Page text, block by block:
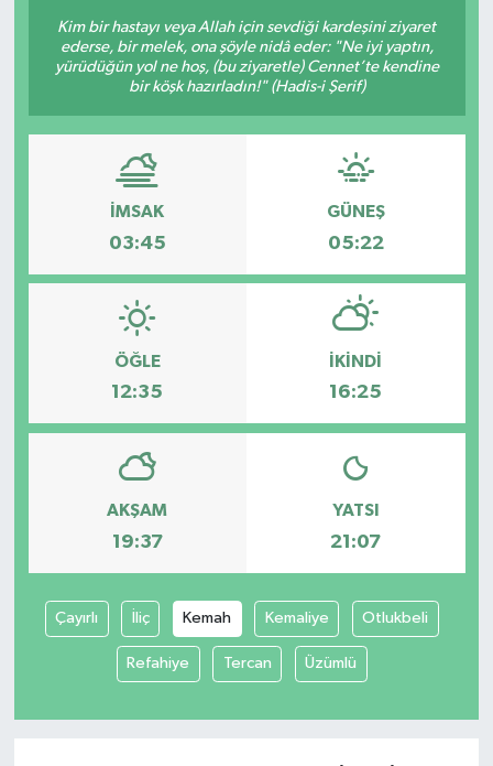
Kim bir hastayı veya Allah için sevdiği kardeşini ziyaret
ederse, bir melek, ona şöyle nidâ eder: "Ne iyi yaptın,
yürüdüğün yol ne hoş, (bu ziyaretle) Cennet’te kendine
bir köşk hazırladın!" (Hadis-i Şerif)
İMSAK
03:45
GÜNEŞ
05:22
ÖĞLE
12:35
İKINDI
16:25
AKŞAM
19:37
YATSI
21:07
Çayırlı İliç Kemah Kemaliye Otlukbeli
Refahiye Tercan Üzümlü